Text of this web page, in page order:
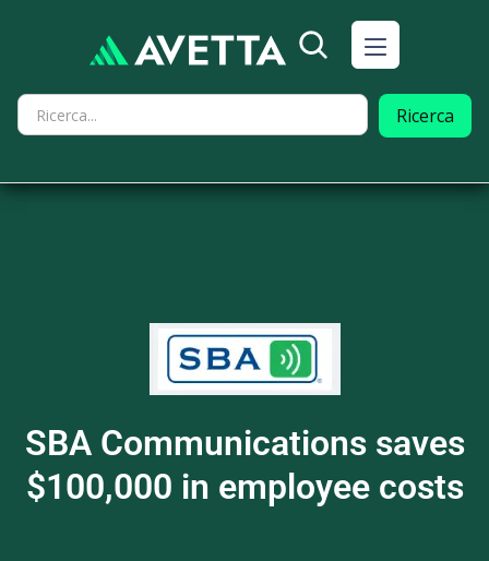
SBA Communications saves
$100,000 in employee costs